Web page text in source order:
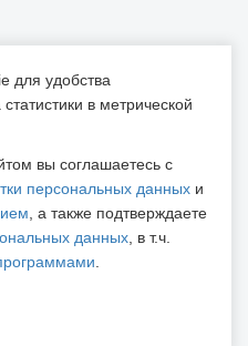
данных
данных
данных, собираемых
для удобства
в метрической
вы соглашаетесь с
персональных данных и
, а также подтверждаете
данных , в т.ч.